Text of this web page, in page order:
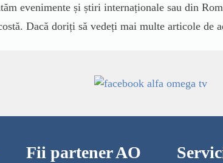
evenimente și știri internaționale sau din
Dacă doriți să vedeți mai multe articole de
Fii partener AO